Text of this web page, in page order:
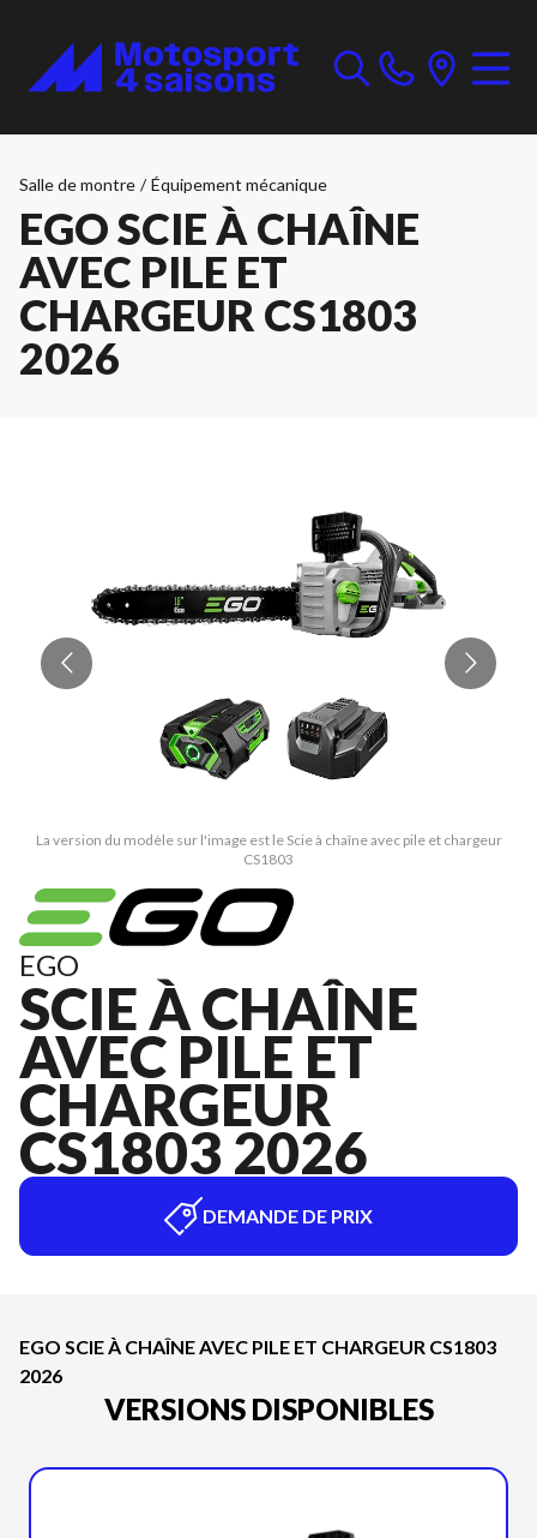
Salle de montre / Équipement mécanique
EGO SCIE À CHAÎNE
AVEC PILE ET
CHARGEUR CS1803
2026
La version du modèle sur l'image est le Scie à chaîne avec pile et chargeur
CS1803
EGO
SCIE À CHAÎNE
AVEC PILE ET
CHARGEUR
CS1803 2026
DEMANDE DE PRIX
EGO SCIE À CHAÎNE AVEC PILE ET CHARGEUR CS1803
2026
VERSIONS DISPONIBLES